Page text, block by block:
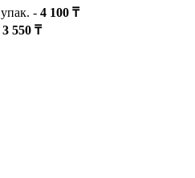
упак. - 4 100 ₸
3 550 ₸